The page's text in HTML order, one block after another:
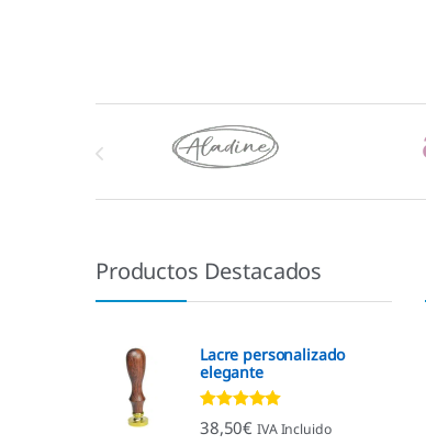
Marcas De Carrusel
Productos Destacados
Lacre personalizado
elegante
Valorado con
4.92de 5
38,50€ IVA Incluido